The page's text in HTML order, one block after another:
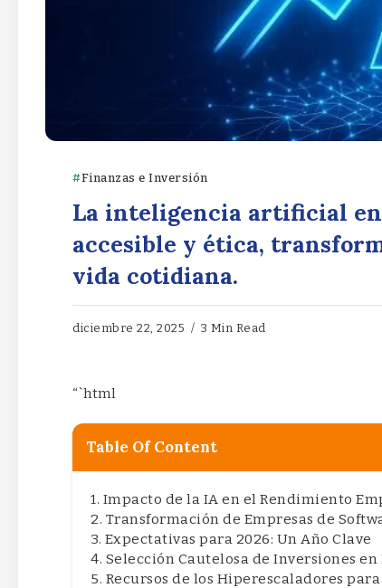
Finanzas e Inversión
La inteligencia artificial en
accesible y ética,
vida cotidiana.
diciembre 22, 2025 3 Min Read
“`html
Table Of Content
Impacto de la IA en el Rendimiento
Transformación de Empresas de
Expectativas para 2026: Un Año Clave
Selección Cautelosa de Inversiones en
Recursos de los Hiperescaladores